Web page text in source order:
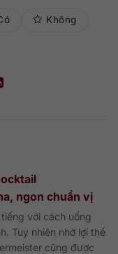
Không
ngon chuẩn vị
với cách uống
Tuy nhiên nhờ lợi thế
cũng được